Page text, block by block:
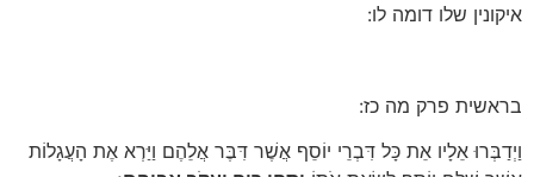
איקונין שלו דומה לו:
בראשית פרק מה כז:
וַיְדַבְּרוּ אֵלָיו אֵת כָּל דִּבְרֵי יוֹסֵף אֲשֶׁר דִּבֶּר אֲלֵהֶם וַיַּרְא אֶת הָעֲגָלוֹת